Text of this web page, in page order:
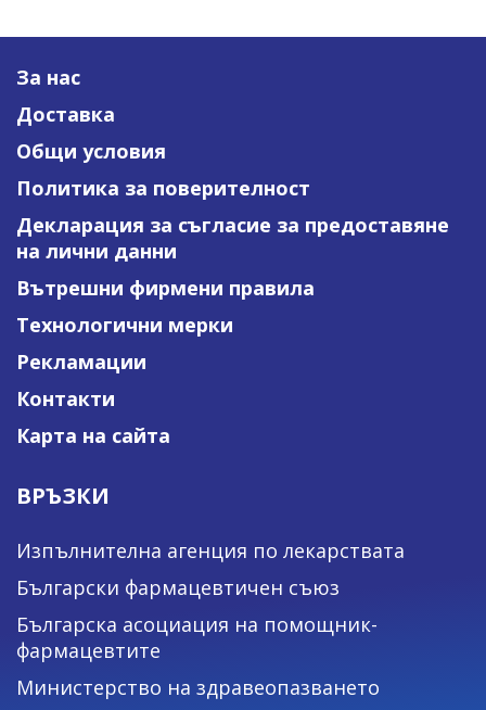
За нас
Доставка
Общи условия
Политика за поверителност
Декларация за съгласие за предоставяне
на лични данни
Вътрешни фирмени правила
Технологични мерки
Рекламации
Контакти
Карта на сайта
ВРЪЗКИ
Изпълнителна агенция по лекарствата
Български фармацевтичен съюз
Българска асоциация на помощник-
фармацевтите
Министерство на здравеопазването